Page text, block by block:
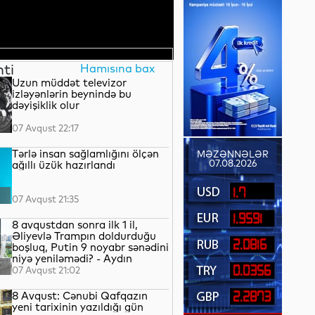
Hamısına bax
Uzun müddət televizor
izləyənlərin beynində bu
dəyişiklik olur
07 Avqust 22:17
Tərlə insan sağlamlığını ölçən
ağıllı üzük hazırlandı
07 Avqust 21:35
8 avqustdan sonra ilk 1 il,
Əliyevlə Trampın doldurduğu
boşluq, Putin 9 noyabr sənədini
niyə yeniləmədi? - Aydın
QULİYEV yazır...
07 Avqust 21:02
8 Avqust: Cənubi Qafqazın
yeni tarixinin yazıldığı gün
MƏZƏNNƏLƏR
07.08.2026
1.7
1.9591
2.0816
0.0356
2.2873